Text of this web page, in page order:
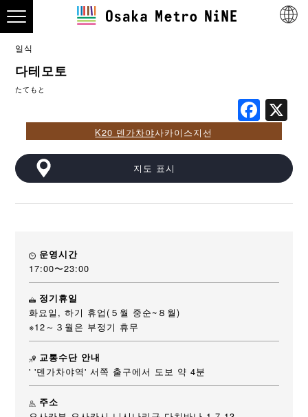
일식
다테모토
たてもと
K20 덴가차야사카이스지선
지도 표시
운영시간
17:00〜23:00
정기휴일
화요일, 하기 휴업(５월 중순~８월)
※12～３월은 부정기 휴무
교통수단 안내
' '덴가차야역' 서쪽 출구에서 도보 약 4분
주소